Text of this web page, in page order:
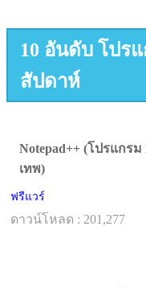
10 อันดับ โปร
สัปดาห์
Notepad++ (โปรแกร
เทพ)
ฟรีแวร์
ดาวน์โหลด : 201,277